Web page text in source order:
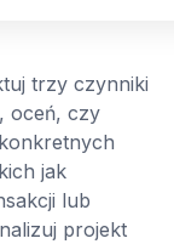
trzy czynniki
oceń, czy
jak
lub
projekt